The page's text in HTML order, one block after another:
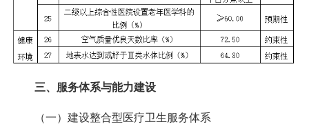
三、服务体系与能力建设
（一）建设整合型医疗卫生服务体系